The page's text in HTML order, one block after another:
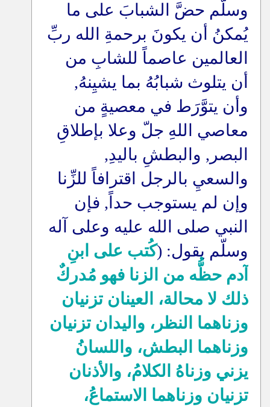
وسلّم حضَّ الشبابَ على ما
يُمكنُ أن يكونَ برحمةِ الله ربِّ
العالمين عاصماً للشابِ من
أن يتلوث شبابُهُ بما يشيِنهُ,
وأن يتوَّرَط في معصيةٍ من
معاصي اللهِ جلّ وعلا بإطلاقِ
البصر, والبطشِ باليدِ,
والسعيِ بالرجل اقترافاً للزِّنا
وإن لم يستوجب حداً, فإن
النبي صلى الله عليه وعلى آله
وسلّم يقول: (كُتب على ابنِ
آدم حظُّه من الزنا فهو مُدركٌ
ذلك لا محالة، العينان تزنيان
وزناهما النظر، واليدان تزنيان
وزناهما البطش، واللسانُ
يزني وزناهُ الكلامُ، والأذنان
تزنيان وزناهما الاستماعُ،